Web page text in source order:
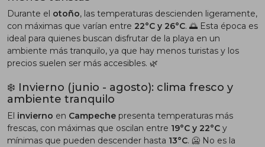
Durante el otoño, las temperaturas descienden ligeramente,
con máximas que varían entre 22°C y 26°C. 🌅 Esta época es
ideal para quienes buscan disfrutar de la playa en un
ambiente más tranquilo, ya que hay menos turistas y los
precios suelen ser más accesibles. 🌿
❄️ Invierno (junio - agosto): clima fresco y
ambiente tranquilo
El invierno en Campeche presenta temperaturas más
frescas, con máximas que oscilan entre 19°C y 22°C y
mínimas que pueden descender hasta 13°C. 🥶 No es la